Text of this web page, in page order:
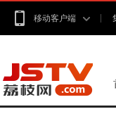
移动客户端